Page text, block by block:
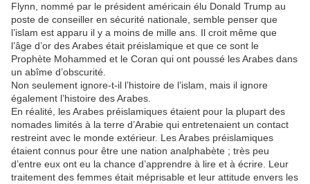
Flynn, nommé par le président américain élu Donald Trump au
poste de conseiller en sécurité nationale, semble penser que
l’islam est apparu il y a moins de mille ans. Il croit même que
l’âge d’or des Arabes était préislamique et que ce sont le
Prophète Mohammed et le Coran qui ont poussé les Arabes dans
un abîme d’obscurité.
Non seulement ignore-t-il l’histoire de l’islam, mais il ignore
également l’histoire des Arabes.
En réalité, les Arabes préislamiques étaient pour la plupart des
nomades limités à la terre d’Arabie qui entretenaient un contact
restreint avec le monde extérieur. Les Arabes préislamiques
étaient connus pour être une nation analphabète ; très peu
d’entre eux ont eu la chance d’apprendre à lire et à écrire. Leur
traitement des femmes était méprisable et leur attitude envers les